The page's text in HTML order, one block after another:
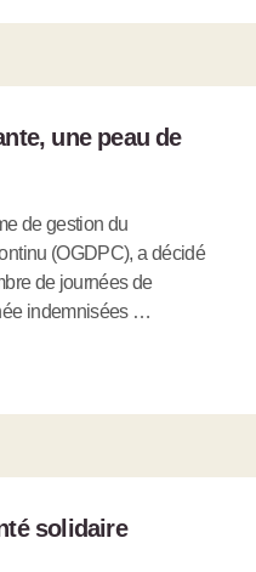
une peau de
de gestion du
(OGDPC), a décidé
de journées de
indemnisées …
solidaire